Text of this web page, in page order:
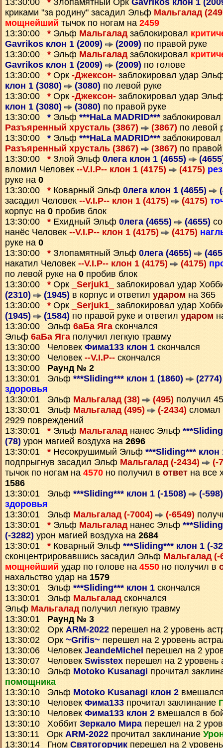
13:30:00 * Злопамятный Орк Gavrikos клон 1
криками "за родину" засадил Эльф Мальгалад
мощнейший тычок по ногам на 2459
13:30:00 * Эльф Мальгаладзаблокировал
Gavrikos клон 1 (2009)
(2009) по правой руке
13:30:00 * Эльф Мальгалад заблокировал
Gavrikos клон 1 (2009)
(2009) по голове
13:30:00 * Орк -Джексон- заблокировал удар
клон 1 (3080)
(3080) по левой руке
13:30:00 * Орк -Джексон- заблокировал удар
клон 1 (3080)
(3080) по правой руке
13:30:00 * Эльф ***HaLa MADRID***
Разъяренный хрусталь (3867)
(3867) по левой
13:30:00 * Эльф ***HaLa MADRID***
Разъяренный хрусталь (3867)
(3867) по
13:30:00 * Злой Эльф 0лега клон 1 (4655)
вломил Человек --V.I.P-- клон 1 (4175) (4175)
руке на 0
13:30:00 * Коварный Эльф 0лега клон 1 (4655)
засадил Человек --V.I.P-- клон 1 (4175) (4175)
корпус на 0 пробив блок
13:30:00 * Ехидный Эльф 0лега (4655) (4655)
нанёс Человек --V.I.P-- клон 1 (4175) (4175)
руке на 0
13:30:00 * Злопамятный Эльф 0лега (4655)
накатил Человек --V.I.P-- клон 1 (4175) (4175)
по левой руке на 0 пробив блок
13:30:00 * Орк _Serjuk1_
заблокировал удар
(2310)
(1945) в корпус и ответил ударом на 365
13:30:00 * Орк _Serjuk1_
заблокировал удар
(1945)
(1584) по правой руке и ответил ударом
13:30:00 Эльф 6аБа Ягаскончался
Эльф 6аБа Ягаполучил легкую травму
13:30:00 Человек Фима133 клон 1 скончался
13:30:00 Человек --V.I.P-- скончался
13:30:00 Раунд № 2
13:30:01 Эльф ***Sliding*** клон 1 (1860) (2774)
здоровья
13:30:01 Эльф Мальгалад (38) (495) получил
13:30:01 Эльф Мальгалад (495) (-2434) сломал
2929 повреждений
13:30:01 * Эльф Мальгаладнанес Эльф
(78) урон магией воздуха на 2696
13:30:01 * Несокрушимый Эльф ***Sliding*** клон
подпрыгнув засадил Эльф Мальгалад (-2434)
(-
тычок по ногам на 4570 но получил в ответ на все
1586
13:30:01 Эльф ***Sliding*** клон 1 (-1508)
(-598)
здоровья
13:30:01 Эльф Мальгалад (-7004) (-6549)
13:30:01 * Эльф Мальгаладнанес Эльф
(-3282) урон магией воздуха на 2684
13:30:01 * Коварный Эльф ***Sliding*** клон 1 (-
сконцентрировавшись засадил Эльф Мальгалад (-
мощнейший удар по голове на 4550 но получил в
нахальство удар на 1579
13:30:01 Эльф ***Sliding*** клон 1 скончался
13:30:01 Эльф Мальгалад скончался
Эльф Мальгаладполучил легкую травму
13:30:01 Раунд № 3
13:30:02 Орк ARM-2022 перешел на 2 уровень
13:30:02 Орк ~Grifis~ перешел на 2 уровень
13:30:06 Человек JeandeMichel перешел на 2
13:30:07 Человек Swisstex перешел на 2 уровень
13:30:10 Эльф Motoko Kusanagi прочитал
помощника
13:30:10 Эльф Motoko Kusanagi клон 2
13:30:10 Человек Фима133 прочитал заклинание
13:30:10 Человек Фима133 клон 2 вмешался в
13:30:10 Хоббит Зеркало Мираперешел на 2
13:30:11 Орк ARM-2022 прочитал заклинание
13:30:14 Гном Святогорчик перешел на 2